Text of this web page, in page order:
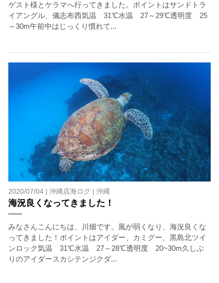
ゲスト様とケラマへ行ってきました。ポイントはサンドトラ
イアングル、儀志布西気温 31℃水温 27～29℃透明度 25
～30m午前中はじっくり慣れて...
2020/07/04 | 沖縄店海ログ| 沖縄
海況良くなってきました！
みなさんこんにちは、川畑です。風が弱くなり、海況良くな
ってきました！ポイントはアイダー、カミグー、黒島北ツイ
ンロック気温 31℃水温 27～28℃透明度 20~30m久しぶ
りのアイダースカシテンジクダ...